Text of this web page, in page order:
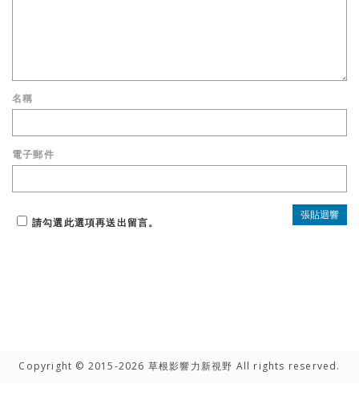
名稱
電子郵件
請勾選此選項再送出留言。
Copyright © 2015-2026 草根影響力新視野 All rights reserved.